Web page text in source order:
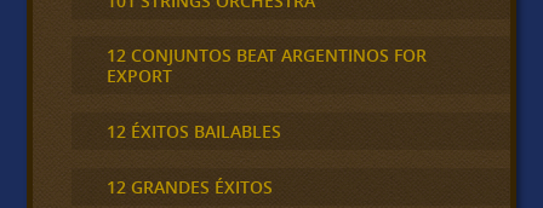
12 CONJUNTOS BEAT ARGENTINOS FOR
EXPORT
12 ÉXITOS BAILABLES
12 GRANDES ÉXITOS